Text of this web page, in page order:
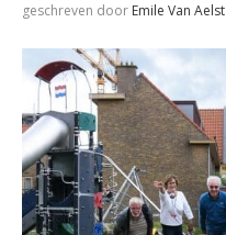
geschreven door Emile Van Aelst